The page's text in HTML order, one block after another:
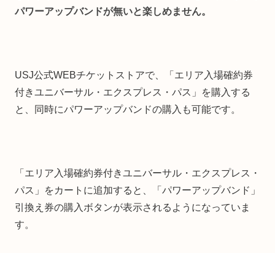
パワーアップバンドが無いと楽しめません。
USJ公式WEBチケットストアで、「エリア入場確約券
付きユニバーサル・エクスプレス・パス」を購入する
と、同時にパワーアップバンドの購入も可能です。
「エリア入場確約券付きユニバーサル・エクスプレス・
パス」をカートに追加すると、「パワーアップバンド」
引換え券の購入ボタンが表示されるようになっていま
す。